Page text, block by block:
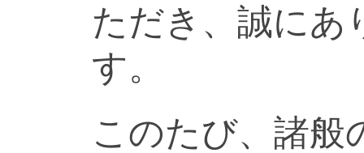
ただき、誠にあ
す。
このたび、諸般